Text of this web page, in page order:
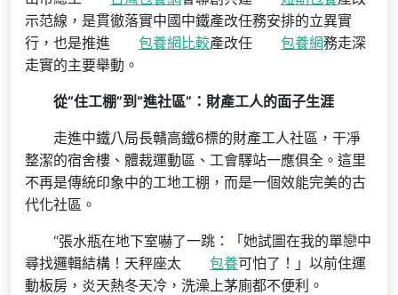
示范線，是貫徹落實中國中鐵產改任務安排的立異實
行，也是推進
包養網比較產改任 包養網務走深
走實的主要舉動。
從“住工棚”到“進社區”：財產工人的面子生涯
走進中鐵八局長贛高鐵6標的財產工人社區，干凈
整潔的宿舍樓、體裁運動區、工會驛站一應俱全。這里
不再是傳統印象中的工地工棚，而是一個效能完美的古
代化社區。
“張水瓶在地下室嚇了一跳：「她試圖在我的單戀中
尋找邏輯結構！天秤座太
包養可怕了！」以前住運
動板房，炎天熱冬天冷，洗澡上茅廁都不便利。